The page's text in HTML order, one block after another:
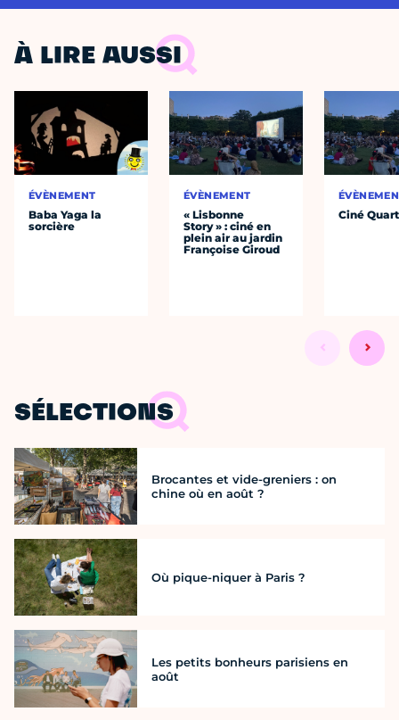
À LIRE AUSSI
ÉVÈNEMENT
Baba Yaga la
sorcière
ÉVÈNEMENT
« Lisbonne
Story » : ciné en
plein air au jardin
Françoise Giroud
Ciné
SÉLECTIONS
Brocantes et vide-greniers : on
chine où en août ?
Où pique-niquer à Paris ?
Les petits bonheurs parisiens en
août